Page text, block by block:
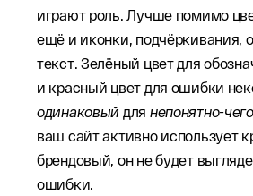
играют роль. Лучше помимо
ещё и иконки, подчёркивания,
текст. Зелёный цвет для
и красный цвет для ошибки
одинаковый для непонятно-чего.
ваш сайт активно использует
брендовый, он не будет
ошибки.